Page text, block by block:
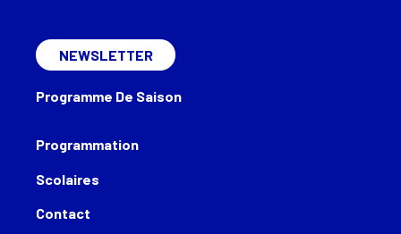
Programmation
Scolaires
Contact
NEWSLETTER
Programme De Saison